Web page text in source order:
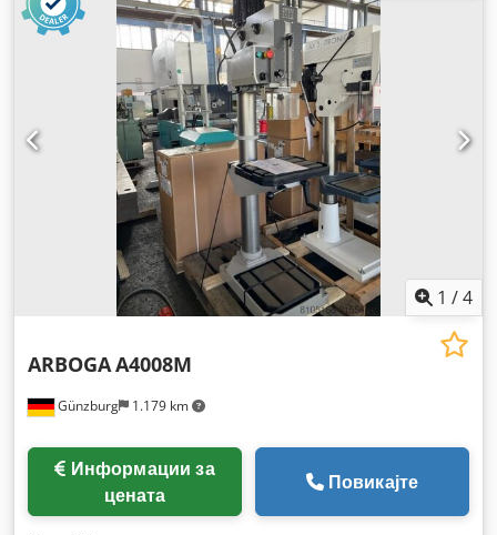
1 /4
Günzburg 1.179 km
ARBOGAA4008M
цената
Повикајте